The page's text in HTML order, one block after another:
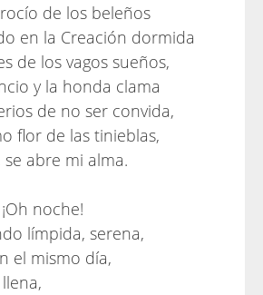
de los beleños
en la Creación dormida
de los vagos sueños,
y la honda clama
de no ser convida,
flor de las tinieblas,
abre mi alma.
noche!
límpida, serena,
el mismo día,